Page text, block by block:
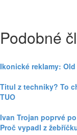
Podobné
Ikonické reklamy:
Titul z techniky? To
TUO
Ivan Trojan poprvé
Proč vypadl z